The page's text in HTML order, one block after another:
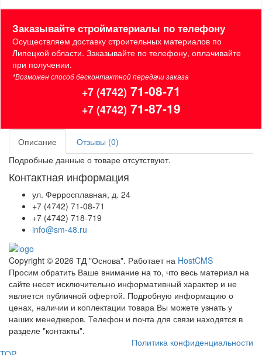
Заказывайте стройматериалы по телефону
Осуществляем доставку строительных материалов по
Липецкой области. Заказывайте по телефону, оплачивайте
при получении.
*Возможен способ бесконтактной передачи заказа
+7 (4742) 71-08-71
+7 (4742) 71-87-19
Описание
Отзывы (0)
Подробные данные о товаре отсутствуют.
Контактная информация
ул. Ферросплавная, д. 24
+7 (4742) 71-08-71
+7 (4742) 718-719
info@sm-48.ru
Copyright © 2026 ТД "Основа". Работает на HostCMS
Просим обратить Ваше внимание на то, что весь материал на
сайте несет исключительно информативный характер и не
является публичной офертой. Подробную информацию о
ценах, наличии и коплектации товара Вы можете узнать у
наших менеджеров. Телефон и почта для связи находятся в
разделе "контакты".
Политика конфиденциальности